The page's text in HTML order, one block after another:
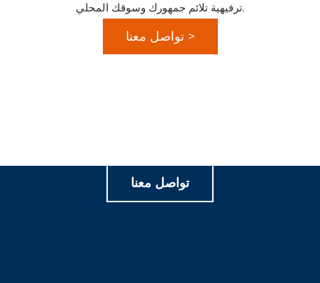
ترفيهية تلائم جمهورك وسوقك المحلي.
تواصل معنا >
تواصل معنا